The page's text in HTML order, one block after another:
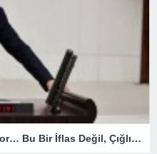
“Her Gün 252 Kepenk Kapanıyor… Bu Bir İflas Değil, Çığlıktır!”